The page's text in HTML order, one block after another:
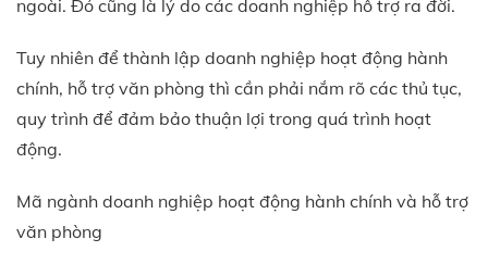
ngoài. Đó cũng là lý do các doanh nghiệp hỗ trợ ra đời.
Tuy nhiên để thành lập doanh nghiệp hoạt động hành
chính, hỗ trợ văn phòng thì cần phải nắm rõ các thủ tục,
quy trình để đảm bảo thuận lợi trong quá trình hoạt
động.
Mã ngành doanh nghiệp hoạt động hành chính và hỗ trợ
văn phòng